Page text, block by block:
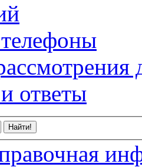
ответы